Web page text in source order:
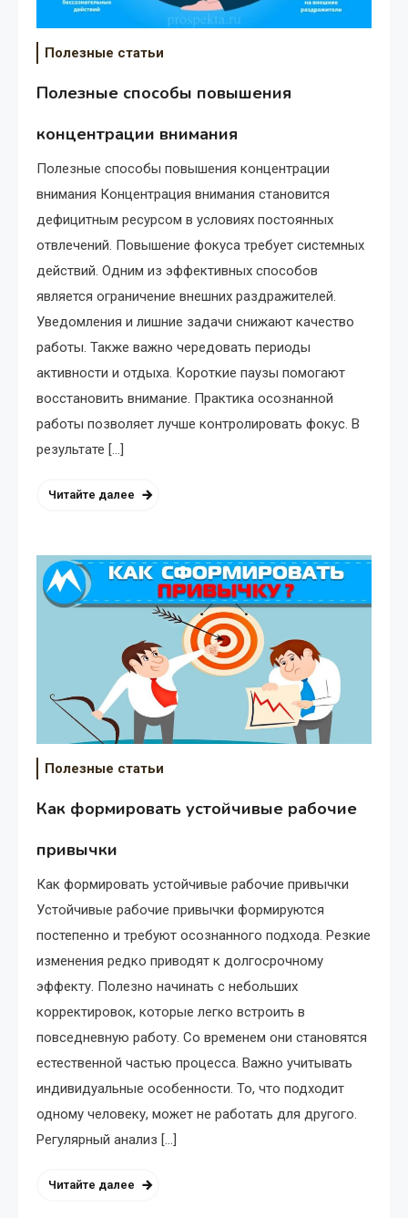
Полезные статьи
Полезные способы повышения
концентрации внимания
Полезные способы повышения концентрации
внимания Концентрация внимания становится
дефицитным ресурсом в условиях постоянных
отвлечений. Повышение фокуса требует системных
действий. Одним из эффективных способов
является ограничение внешних раздражителей.
Уведомления и лишние задачи снижают качество
работы. Также важно чередовать периоды
активности и отдыха. Короткие паузы помогают
восстановить внимание. Практика осознанной
работы позволяет лучше контролировать фокус. В
результате […]
Читайте далее
Полезные статьи
Как формировать устойчивые рабочие
привычки
Как формировать устойчивые рабочие привычки
Устойчивые рабочие привычки формируются
постепенно и требуют осознанного подхода. Резкие
изменения редко приводят к долгосрочному
эффекту. Полезно начинать с небольших
корректировок, которые легко встроить в
повседневную работу. Со временем они становятся
естественной частью процесса. Важно учитывать
индивидуальные особенности. То, что подходит
одному человеку, может не работать для другого.
Регулярный анализ […]
Читайте далее